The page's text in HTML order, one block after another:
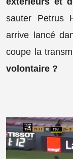
sauter Petrus
arrive lancé
coupe la
volontaire ?